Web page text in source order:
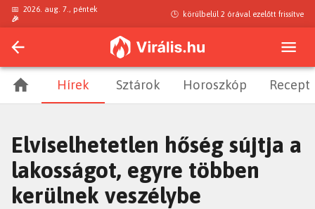
📅 2026. aug. 7., péntek
🎉
🕒 körülbelül 2 órával ezelőtt frissítve
Hírek Sztárok Horoszkóp Recept
Elviselhetetlen hőség sújtja a
lakosságot, egyre többen
kerülnek veszélybe